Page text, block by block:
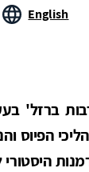
English
הפיוס